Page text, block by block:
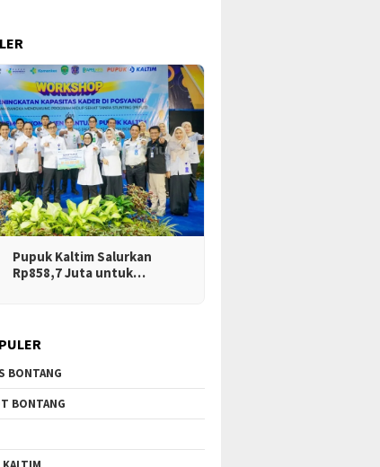
Pupuk Kaltim Salurkan
Rp858,7 Juta untuk…
BONTANG
BONTANG